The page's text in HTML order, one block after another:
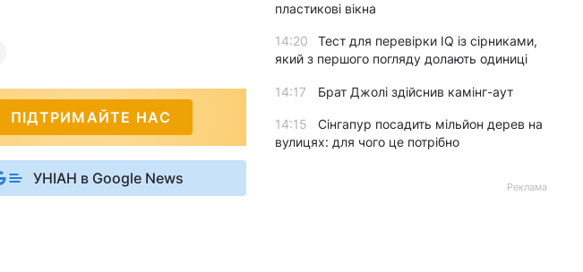
ПІДТРИМАЙТЕ НАС
УНІАН в Google News
пластикові вікна
14:20
Тест для перевірки IQ із сірниками,
який з першого погляду долають одиниці
14:17 Брат Джолі здійснив камінг-аут
14:15
Сінгапур посадить мільйон дерев на
вулицях: для чого це потрібно
Реклама